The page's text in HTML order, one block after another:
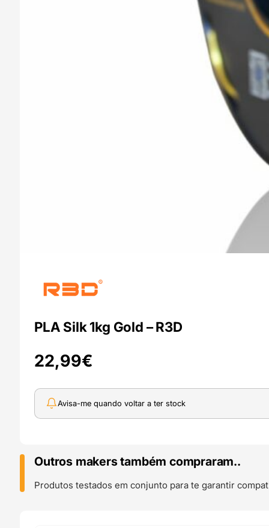
PLA Silk 1kg Gold – R3D
22,99€
Avisa-me quando voltar a ter stock
Outros makers também compraram..
Produtos testados em conjunto para te garantir